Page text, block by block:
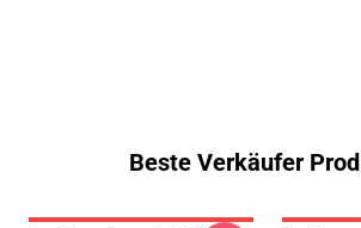
Beste Verkäufer